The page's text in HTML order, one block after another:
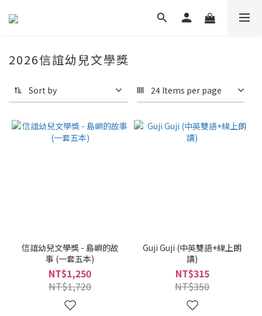
2026信誼幼兒文學獎
Sort by 24 Items per page
信誼幼兒文學獎 - 島嶼的故
事 (一套五本)
NT$1,250
NT$1,720
Guji Guji (中英雙語+線上朗
讀)
NT$315
NT$350